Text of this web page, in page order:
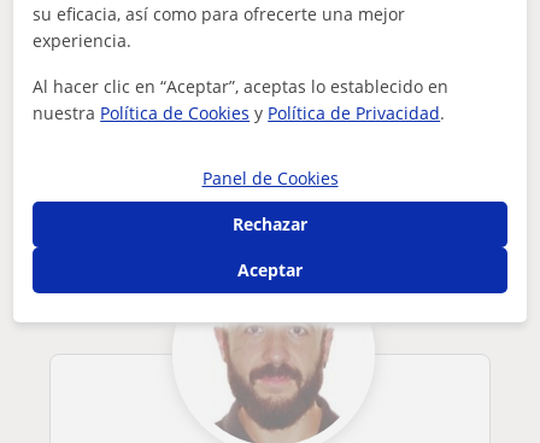
Tus clases particulares
Vilafranca del Penedès
Otros profesores de Química en
su eficacia, así como para ofrecerte una mejor
experiencia.
Al hacer clic en “Aceptar”, aceptas lo establecido en
nuestra Política de Cookies y Política de Privacidad.
Panel de Cookies
Rechazar
Aceptar